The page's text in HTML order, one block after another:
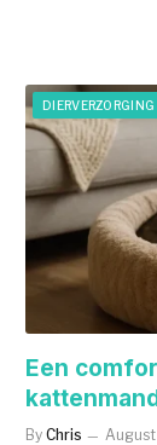
DIERVERZORGING
Een
By Chris